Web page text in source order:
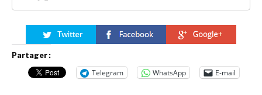
Partager :
Telegram WhatsApp E-mail